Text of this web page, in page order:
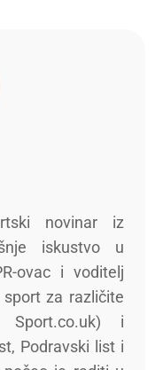
novinar iz
iskustvo u
ovac i voditelj
za različite
Sport.co.uk) i
Podravski list i